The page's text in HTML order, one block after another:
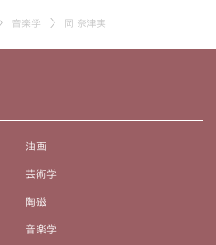
音楽学 岡 奈津実
油画
芸術学
陶磁
音楽学